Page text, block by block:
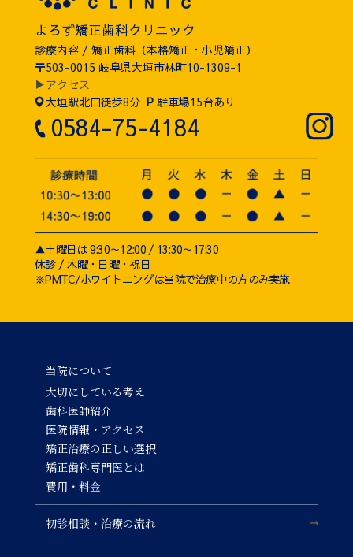
よろず矯正歯科クリニック
診療内容 / 矯正歯科（本格矯正・小児矯正）
〒503-0015 岐阜県大垣市林町10-1309-1
▶アクセス
大垣駅北口徒歩8分 P 駐車場15台あり
0584-75-4184
▲土曜日は 9:30～12:00 / 13:30～17:30
休診 / 木曜・日曜・祝日
※PMTC/ホワイトニングは当院で治療中の方のみ実施
当院について
大切にしている考え
歯科医師紹介
医院情報・アクセス
矯正治療の正しい選択
矯正歯科専門医とは
費用・料金
初診相談・治療の流れ